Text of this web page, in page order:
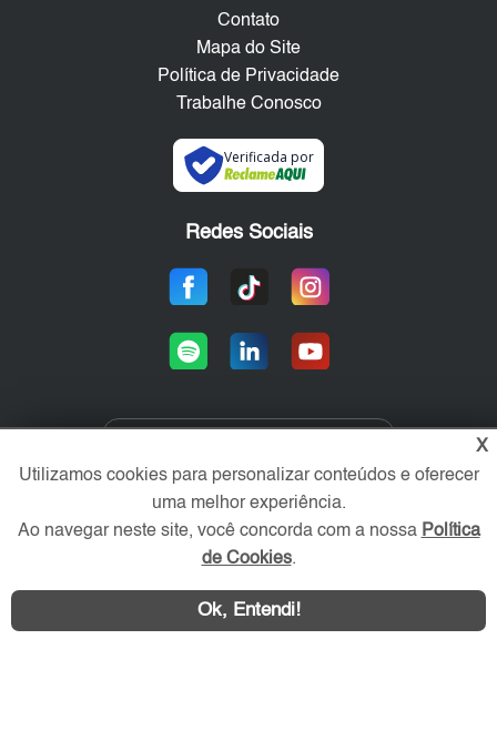
Contato
Mapa do Site
Política de Privacidade
Trabalhe Conosco
Verificada por
Redes Sociais
acesse sua conta:
X
Utilizamos cookies para personalizar conteúdos e oferecer
uma melhor experiência.
Ao navegar neste site, você concorda com a nossa Política
de Cookies.
Ok, Entendi!